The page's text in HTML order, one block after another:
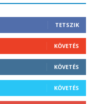
TETSZIK
KÖVETÉS
KÖVETÉS
KÖVETÉS